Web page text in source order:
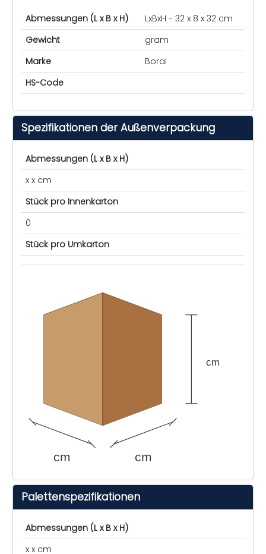
Abmessungen (L x B x H)
LxBxH - 32 x 8 x 32 cm
Gewicht
gram
Marke
Boral
HS-Code
Spezifikationen der Außenverpackung
Abmessungen (L x B x H)
x x cm
Stück pro Innenkarton
0
Stück pro Umkarton
cm cm
cm
Palettenspezifikationen
Abmessungen (L x B x H)
x x cm